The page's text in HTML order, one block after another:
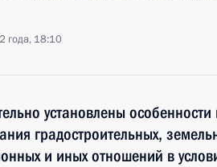
года, 18:10
установлены особенности
градостроительных,
и иных отношений в